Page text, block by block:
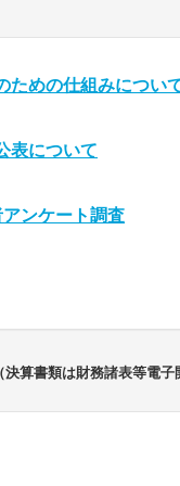
ための仕組みについ
表について
ンケート調査
（決算書類は財務諸表等電子